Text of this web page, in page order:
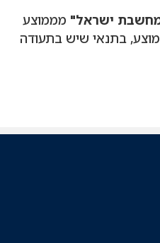
ישראל" מממוצע
בתנאי שיש בתעודה